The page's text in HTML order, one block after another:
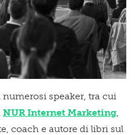
numerosi speaker, tra cui
NUR Internet Marketing
coach e autore di libri sul